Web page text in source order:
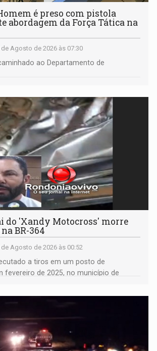
é preso com pistola
abordagem da Força Tática na
de Agosto de 2026 às 07:30
ao Departamento de
do 'Xandy Motocross' morre
BR-364
de Agosto de 2026 às 00:52
a tiros em um posto de
fevereiro de 2025, no município de